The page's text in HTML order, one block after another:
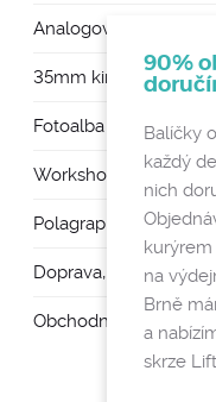
Analogové foťáky
35mm kinofilmy
Fotoalba a rámy
Workshopy
Polagraph Mates
Doprava, poštovné a
Obchodní podmínky a
90%
Balíčky
každý
nich
kurýrem
na
Brně
a
skrze